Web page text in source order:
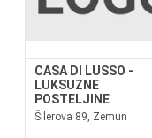
CASA DI LUSSO -
LUKSUZNE
POSTELJINE
Šilerova 89, Zemun